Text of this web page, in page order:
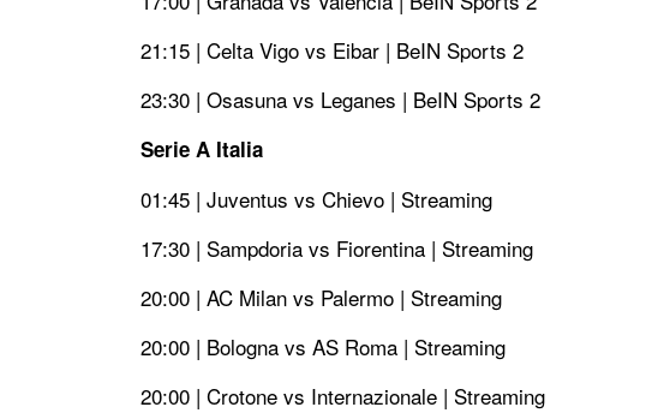
21:15 | Celta Vigo vs Eibar | BeIN Sports 2
23:30 | Osasuna vs Leganes | BeIN Sports 2
Serie A Italia
01:45 | Juventus vs Chievo | Streaming
17:30 | Sampdoria vs Fiorentina | Streaming
20:00 | AC Milan vs Palermo | Streaming
20:00 | Bologna vs AS Roma | Streaming
20:00 | Crotone vs Internazionale | Streaming